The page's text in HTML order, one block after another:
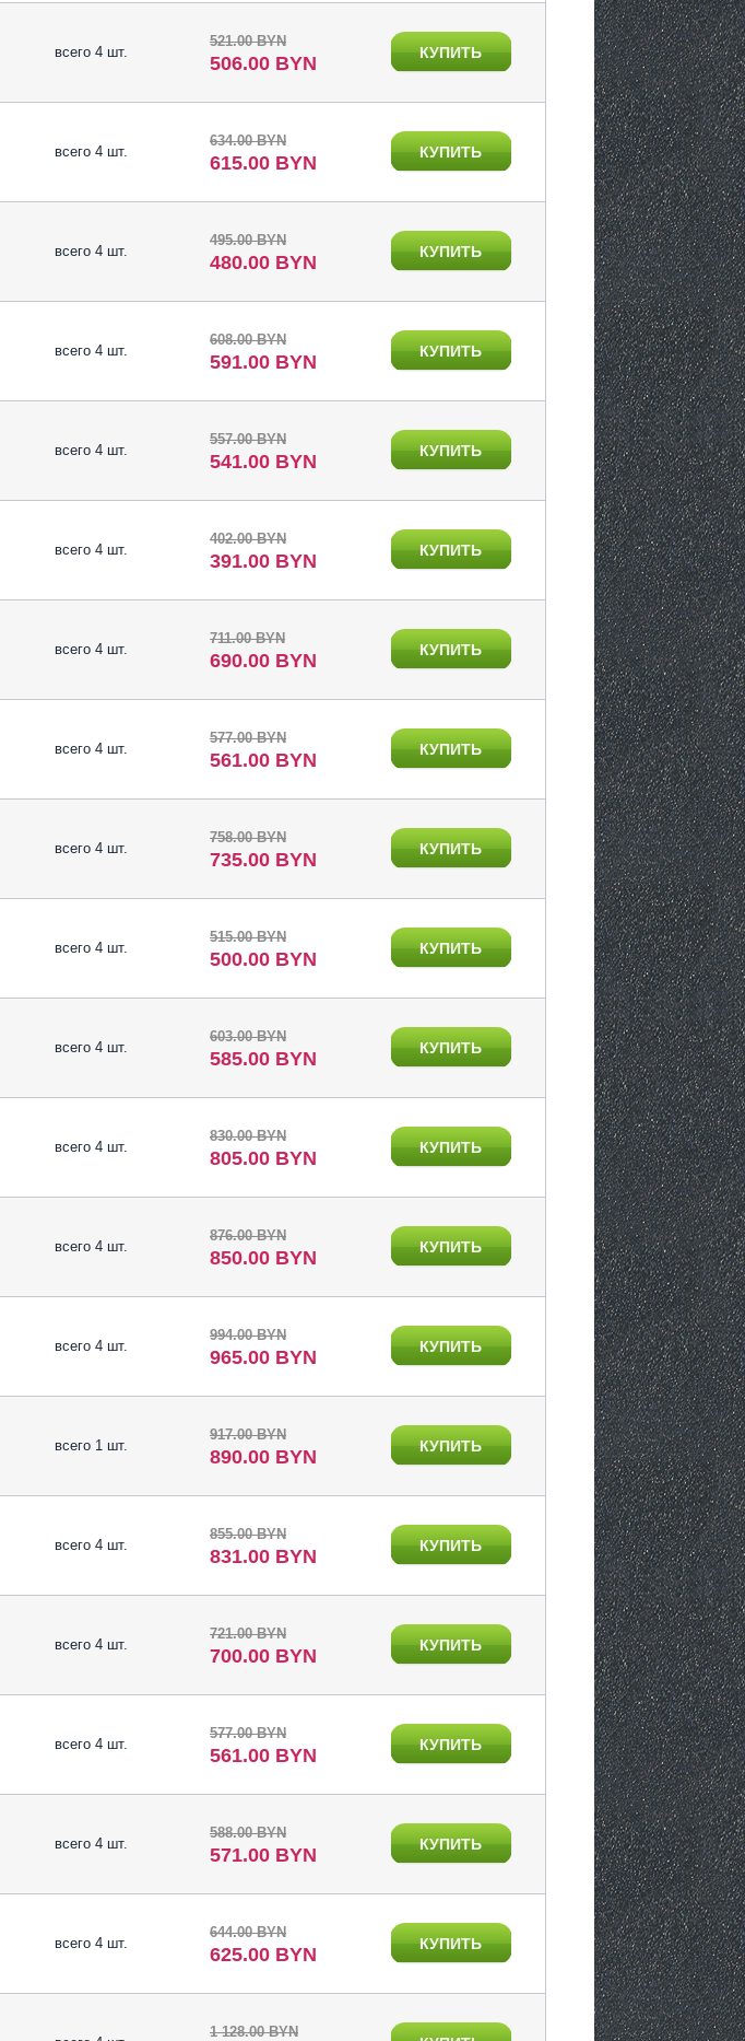
всего 4 шт.
521.00 BYN
506.00 BYN КУПИТЬ
всего 4 шт.
634.00 BYN
615.00 BYN КУПИТЬ
всего 4 шт.
495.00 BYN
480.00 BYN КУПИТЬ
всего 4 шт.
608.00 BYN
591.00 BYN КУПИТЬ
всего 4 шт.
557.00 BYN
541.00 BYN КУПИТЬ
всего 4 шт.
402.00 BYN
391.00 BYN КУПИТЬ
всего 4 шт.
711.00 BYN
690.00 BYN КУПИТЬ
всего 4 шт.
577.00 BYN
561.00 BYN КУПИТЬ
всего 4 шт.
758.00 BYN
735.00 BYN КУПИТЬ
всего 4 шт.
515.00 BYN
500.00 BYN КУПИТЬ
всего 4 шт.
603.00 BYN
585.00 BYN КУПИТЬ
всего 4 шт.
830.00 BYN
805.00 BYN КУПИТЬ
всего 4 шт.
876.00 BYN
850.00 BYN КУПИТЬ
всего 4 шт.
994.00 BYN
965.00 BYN КУПИТЬ
всего 1 шт.
917.00 BYN
890.00 BYN КУПИТЬ
всего 4 шт.
855.00 BYN
831.00 BYN КУПИТЬ
всего 4 шт.
721.00 BYN
700.00 BYN КУПИТЬ
всего 4 шт.
577.00 BYN
561.00 BYN КУПИТЬ
всего 4 шт.
588.00 BYN
571.00 BYN КУПИТЬ
всего 4 шт.
644.00 BYN
625.00 BYN КУПИТЬ
1 128.00 BYN